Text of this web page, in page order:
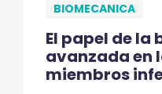
BIOMECANICA
El papel de
avanzada en
miembros